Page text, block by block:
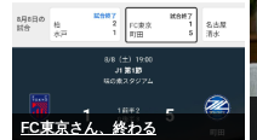
FC東京さん、終わる